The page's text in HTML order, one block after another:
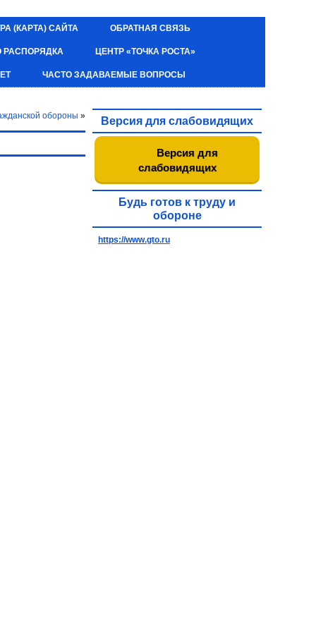
(КАРТА) САЙТА ОБРАТНАЯ СВЯЗЬ
РАСПОРЯДКА ЦЕНТР «ТОЧКА РОСТА»
ЧАСТО ЗАДАВАЕМЫЕ ВОПРОСЫ
обороны » Версия для слабовидящих
Версия для
слабовидящих
Будь готов к труду и
обороне
https://www.gto.ru